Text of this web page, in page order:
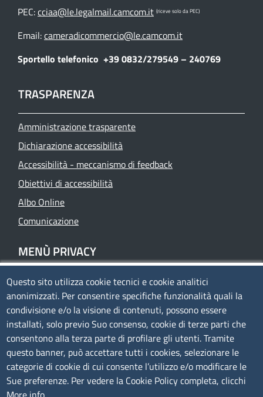
PEC:cciaa@le.legalmail.camcom.it (riceve solo da PEC)
Email:cameradicommercio@le.camcom.it
Sportello telefonico +39 0832/279549 – 240769
TRASPARENZA
Amministrazione trasparente
Dichiarazione accessibilità
Accessibilità - meccanismo di feedback
Obiettivi di accessibilità
Albo Online
Comunicazione
MENÙ PRIVACY
Privacy
Cookie policy
Note legali
Mappa del sito
Accesso riservato
Questo sito utilizza cookie tecnici e cookie analitici
anonimizzati. Per consentire specifiche funzionalità quali la
condivisione e/o la visione di contenuti, possono essere
installati, solo previo Suo consenso, cookie di terze parti che
consentono alla terza parte di profilare gli utenti. Tramite
questo banner, può accettare tutti i cookies, selezionare le
categorie di cookie di cui consente l’utilizzo e/o modificare le
Sue preferenze. Per vedere la Cookie Policy completa, clicchi